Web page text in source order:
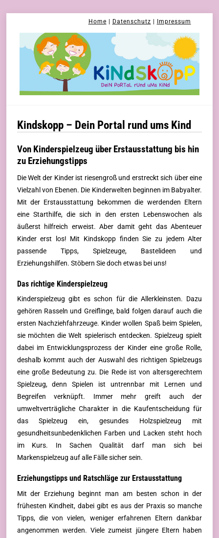
Home Datenschutz Impressum
Kindskopp – Dein Portal rund ums Kind
Von Kinderspielzeug über Erstausstattung bis hin
zu Erziehungstipps
Die Welt der Kinder ist riesengroß und erstreckt sich über eine
Vielzahl von Ebenen. Die Kinderwelten beginnen im Babyalter.
Mit der Erstausstattung bekommen die werdenden Eltern
eine Starthilfe, die sich in den ersten Lebenswochen als
äußerst hilfreich erweist. Aber damit geht das Abenteuer
Kinder erst los! Mit Kindskopp finden Sie zu jedem Alter
passende Tipps, Spielzeuge, Bastelideen und
Erziehungshilfen. Stöbern Sie doch etwas bei uns!
Das richtige Kinderspielzeug
Kinderspielzeug gibt es schon für die Allerkleinsten. Dazu
gehören Rasseln und Greiflinge, bald folgen darauf auch die
ersten Nachziehfahrzeuge. Kinder wollen Spaß beim Spielen,
sie möchten die Welt spielerisch entdecken. Spielzeug spielt
dabei im Entwicklungsprozess der Kinder eine große Rolle,
deshalb kommt auch der Auswahl des richtigen Spielzeugs
eine große Bedeutung zu. Die Rede ist von altersgerechtem
Spielzeug, denn Spielen ist untrennbar mit Lernen und
Begreifen verknüpft. Immer mehr greift auch der
umweltverträgliche Charakter in die Kaufentscheidung für
das Spielzeug ein, gesundes Holzspielzeug mit
gesundheitsunbedenklichen Farben und Lacken steht hoch
im Kurs. In Sachen Qualität darf man sich bei
Markenspielzeug auf alle Fälle sicher sein.
Erziehungstipps und Ratschläge zur Erstausstattung
Mit der Erziehung beginnt man am besten schon in der
frühesten Kindheit, dabei gibt es aus der Praxis so manche
Tipps, die von vielen, weniger erfahrenen Eltern dankbar
angenommen werden. Viele zumeist jüngere Eltern haben